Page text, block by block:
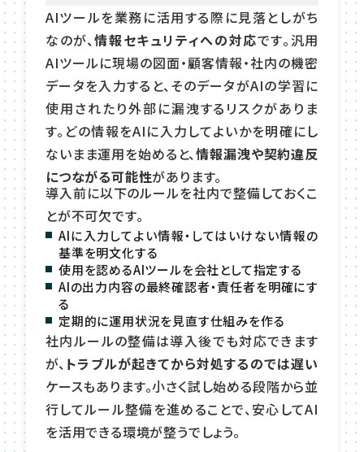
AIツールを業務に活用する際に見落としがち
なのが、情報セキュリティへの対応です。汎用
AIツールに現場の図面・顧客情報・社内の機密
データを入力すると、そのデータがAIの学習に
使用されたり外部に漏洩するリスクがありま
す。どの情報をAIに入力してよいかを明確にし
ないまま運用を始めると、情報漏洩や契約違反
につながる可能性があります。
導入前に以下のルールを社内で整備しておくこ
とが不可欠です。
AIに入力してよい情報・してはいけない情報の
基準を明文化する
使用を認めるAIツールを会社として指定する
AIの出力内容の最終確認者・責任者を明確にす
る
定期的に運用状況を見直す仕組みを作る
社内ルールの整備は導入後でも対応できます
が、 トラブルが起きてから対処するのでは遅い
ケースもあります。小さく試し始める段階から並
行してルール整備を進めることで、安心してAI
を活用できる環境が整うでしょう。